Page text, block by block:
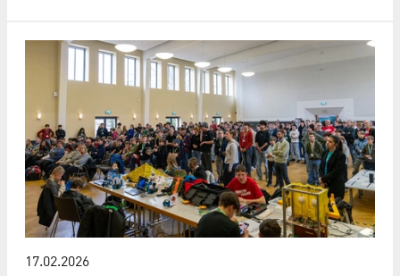
17.02.2026